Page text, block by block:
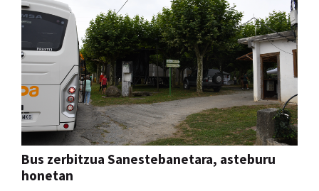
Bus zerbitzua Sanestebanetara, asteburu
honetan